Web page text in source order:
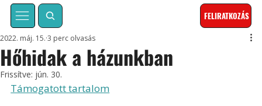
FELIRATKOZÁS
Hőhidak a házunkban
2022. máj. 15. 3 perc olvasás
Frissítve: jún. 30.
Támogatott tartalom